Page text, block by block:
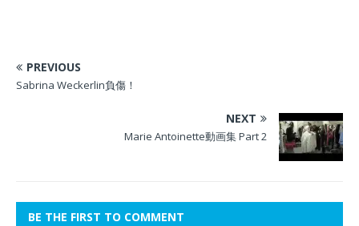
PREVIOUS
Sabrina Weckerlin負傷！
NEXT
Marie Antoinette動画集 Part 2
BE THE FIRST TO COMMENT